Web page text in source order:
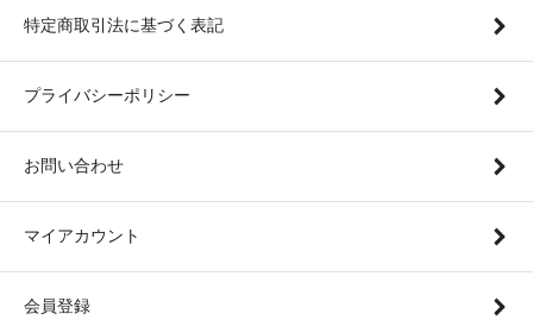
特定商取引法に基づく表記
プライバシーポリシー
お問い合わせ
マイアカウント
会員登録